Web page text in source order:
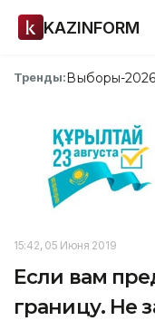
KAZINFORM
Тренды:Выборы-2026
15:42, 05 Июня 2019
Если вам
границу. Не